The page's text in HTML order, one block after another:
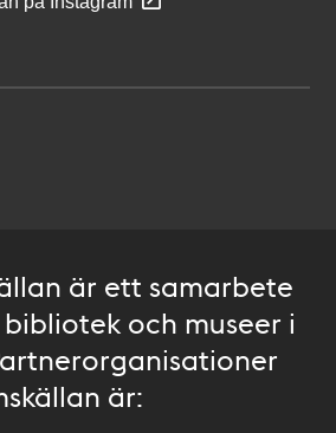
är ett samarbete
och museer i
är: